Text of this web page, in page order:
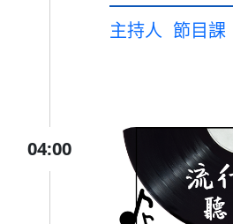
主持人 節目課
04:00